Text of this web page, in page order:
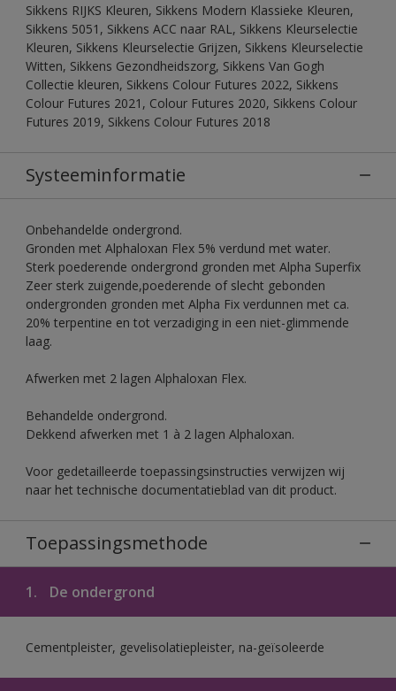
Sikkens RIJKS Kleuren, Sikkens Modern Klassieke Kleuren,
Sikkens 5051, Sikkens ACC naar RAL, Sikkens Kleurselectie
Kleuren, Sikkens Kleurselectie Grijzen, Sikkens Kleurselectie
Witten, Sikkens Gezondheidszorg, Sikkens Van Gogh
Collectie kleuren, Sikkens Colour Futures 2022, Sikkens
Colour Futures 2021, Colour Futures 2020, Sikkens Colour
Futures 2019, Sikkens Colour Futures 2018
Systeeminformatie
Onbehandelde ondergrond.
Gronden met Alphaloxan Flex 5% verdund met water.
Sterk poederende ondergrond gronden met Alpha Superfix
Zeer sterk zuigende,poederende of slecht gebonden
ondergronden gronden met Alpha Fix verdunnen met ca.
20% terpentine en tot verzadiging in een niet-glimmende
laag.
Afwerken met 2 lagen Alphaloxan Flex.
Behandelde ondergrond.
Dekkend afwerken met 1 à 2 lagen Alphaloxan.
Voor gedetailleerde toepassingsinstructies verwijzen wij
naar het technische documentatieblad van dit product.
Toepassingsmethode
1. De ondergrond
Cementpleister, gevelisolatiepleister, na-geïsoleerde